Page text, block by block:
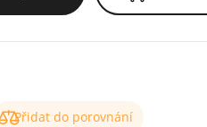
Přidat do porovnání